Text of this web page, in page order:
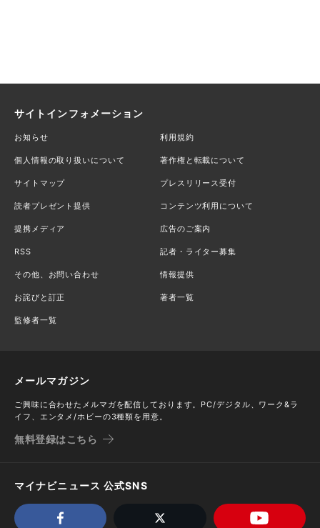
サイトインフォメーション
お知らせ 利用規約
個人情報の取り扱いについて 著作権と転載について
サイトマップ プレスリリース受付
読者プレゼント提供 コンテンツ利用について
提携メディア 広告のご案内
RSS 記者・ライター募集
その他、お問い合わせ 情報提供
お詫びと訂正 著者一覧
監修者一覧
メールマガジン
ご興味に合わせたメルマガを配信しております。PC/デジタル、ワーク&ラ
イフ、エンタメ/ホビーの3種類を用意。
無料登録はこちら
マイナビニュース 公式SNS